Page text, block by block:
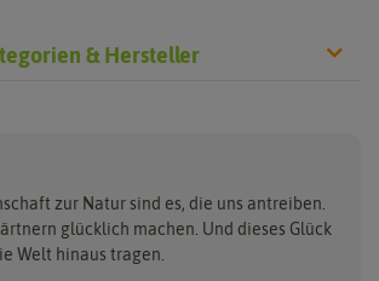
& Hersteller
Keimsprossen
Saatgut für Werbezwecke
FLORTUS
Greenline
zur Natur sind es, die uns antreiben.
glücklich machen. Und dieses Glück
Welt hinaus tragen.